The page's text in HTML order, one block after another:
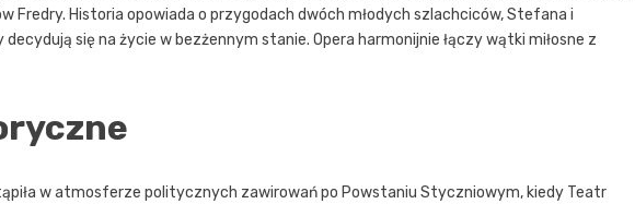
Fredry. Historia opowiada o przygodach dwóch młodych szlachciców, Stefana i
się na życie w bezżennym stanie. Opera harmonijnie łączy wątki miłosne z
w atmosferze politycznych zawirowań po Powstaniu Styczniowym, kiedy Teatr